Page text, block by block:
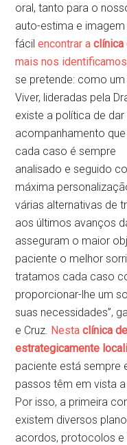
oral, tanto para o
auto-estima e
fácilencontrar a
mais nos identificamos
se pretende: como
Viver, lideradas pela
existe a política de
acompanhamento
cada caso é sempre
analisado e seguido
máxima
várias alternativas de
aos últimos avanços
asseguram o maior
paciente o melhor
tratamos cada caso
proporcionar-lhe um
suas necessidades”,
e Cruz. Nestaclínica
estrategicamente
paciente está sempre
passos têm em vista
Por isso, a primeira
existem diversos
acordos, protocolos e